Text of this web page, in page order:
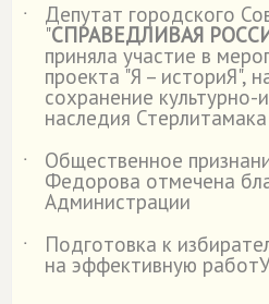
˙
Депутат городского
"СПРАВЕДЛИВАЯ
приняла участие в
проекта "Я – историЯ",
сохранение культурно-
наследия Стерлитамака
˙
Общественное
Федорова отмечена
Администрации
˙
Подготовка к
на эффективную